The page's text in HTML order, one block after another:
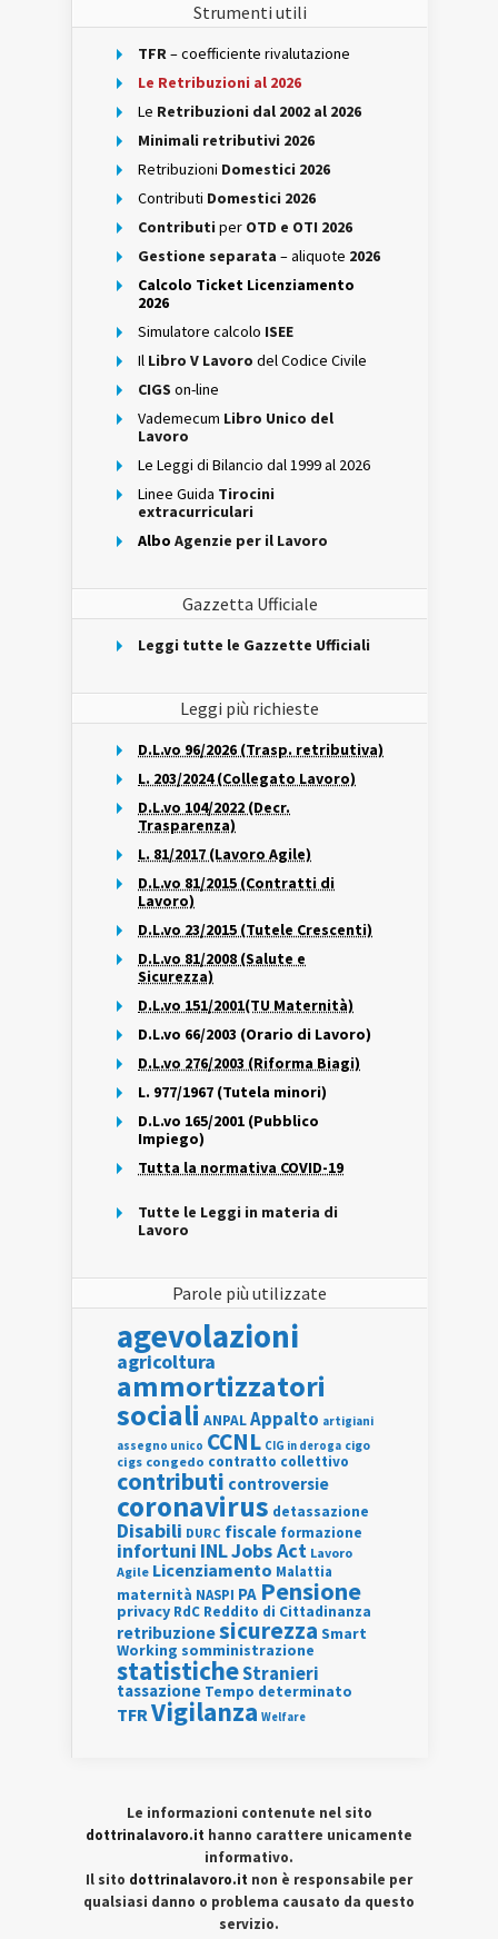
Strumenti utili
TFR– coefficiente rivalutazione
Le Retribuzioni al 2026
Le Retribuzioni dal 2002 al 2026
Minimali retributivi 2026
Retribuzioni Domestici 2026
Contributi Domestici 2026
Contributi per OTD e OTI 2026
Gestione separata – aliquote 2026
Calcolo Ticket Licenziamento
2026
Simulatore calcolo ISEE
Il Libro V Lavoro del Codice Civile
CIGS on-line
Vademecum Libro Unico del
Lavoro
Le Leggi di Bilancio dal 1999 al 2026
Linee Guida Tirocini
extracurriculari
Albo Agenzie per il Lavoro
Gazzetta Ufficiale
Leggi tutte le Gazzette Ufficiali
Leggi più richieste
D.L.vo 96/2026 (Trasp. retributiva)
L. 203/2024 (Collegato Lavoro)
D.L.vo 104/2022 (Decr.
Trasparenza)
L. 81/2017 (Lavoro Agile)
D.L.vo 81/2015 (Contratti di
Lavoro)
D.L.vo 23/2015 (Tutele Crescenti)
D.L.vo 81/2008 (Salute e
Sicurezza)
D.L.vo 151/2001(TU Maternità)
D.L.vo 66/2003 (Orario di Lavoro)
D.L.vo 276/2003 (Riforma Biagi)
L. 977/1967 (Tutela minori)
D.L.vo 165/2001 (Pubblico
Impiego)
Tutta la normativa COVID-19
Tutte le Leggi in materia di
Lavoro
Parole più utilizzate
agevolazioni
agricoltura
ammortizzatori
sociali ANPALAppalto artigiani
assegno unico CCNL CIG in deroga cigo
cigs congedo contratto collettivo
contributi controversie
coronavirus detassazione
Disabili DURC fiscale formazione
infortuni INLJobs Act Lavoro
Agile Licenziamento Malattia
maternità NASPI PA Pensione
privacy RdC Reddito di Cittadinanza
retribuzionesicurezza Smart
Working somministrazione
statisticheStranieri
tassazione Tempo determinato
TFRVigilanza Welfare
Le informazioni contenute nel sito
dottrinalavoro.it hanno carattere unicamente
informativo.
Il sito dottrinalavoro.it non è responsabile per
qualsiasi danno o problema causato da questo
servizio.